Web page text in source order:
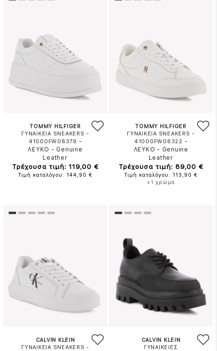
TOMMY HILFIGER
ΓΥΝΑΙΚΕΙΑ SNEAKERS -
41000FW08379 -
ΛΕΥΚΟ - Genuine
Leather
Τρέχουσα τιμή: 119,00 €
Τιμή καταλόγου: 144,90 €
TOMMY HILFIGER
ΓΥΝΑΙΚΕΙΑ SNEAKERS -
41000FW08322 -
ΛΕΥΚΟ - Genuine
Leather
Τρέχουσα τιμή: 89,00 €
Τιμή καταλόγου: 113,90 €
+1 χρώμα
CALVIN KLEIN
ΓΥΝΑΙΚΕΙΑ SNEAKERS -
CALVIN KLEIN
ΓΥΝΑΙΚΕΙΕΣ